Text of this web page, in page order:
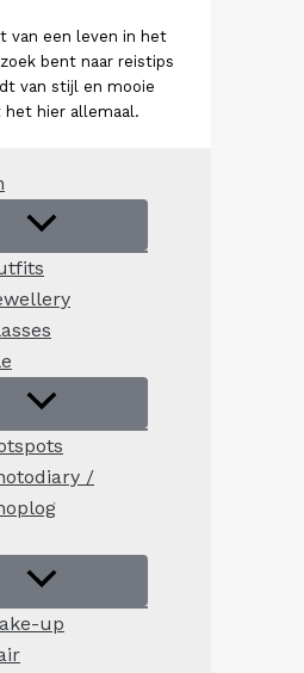
van een leven in het
bent naar reistips
van stijl en mooie
het hier allemaal.
/
up